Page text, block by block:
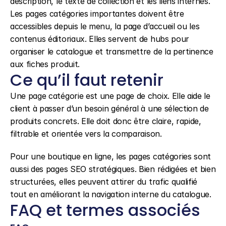
Les pages catégories importantes doivent être
accessibles depuis le menu, la page d’accueil ou les
contenus éditoriaux. Elles servent de hubs pour
organiser le catalogue et transmettre de la pertinence
aux fiches produit.
Ce qu’il faut retenir
Une page catégorie est une page de choix. Elle aide le
client à passer d’un besoin général à une sélection de
produits concrets. Elle doit donc être claire, rapide,
filtrable et orientée vers la comparaison.
Pour une boutique en ligne, les pages catégories sont
aussi des pages SEO stratégiques. Bien rédigées et bien
structurées, elles peuvent attirer du trafic qualifié
tout en améliorant la navigation interne du catalogue.
FAQ et termes associés